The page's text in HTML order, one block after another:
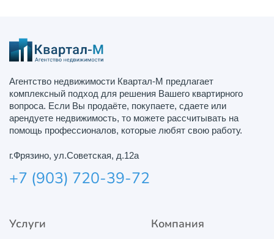
Агентство недвижимости Квартал-М предлагает
комплексный подход для решения Вашего квартирного
вопроса. Если Вы продаёте, покупаете, сдаете или
арендуете недвижимость, то можете рассчитывать на
помощь профессионалов, которые любят свою работу.
г.Фрязино, ул.Советская, д.12а
+7 (903) 720-39-72
Услуги Компания